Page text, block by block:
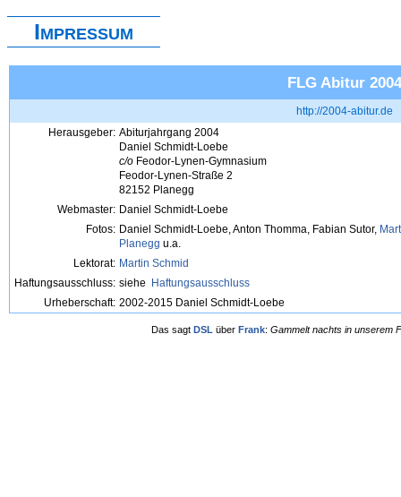
Impressum
FLG Abitur 2004
http://2004-abitur.de
Herausgeber: Abiturjahrgang 2004
Daniel Schmidt-Loebe
c/o Feodor-Lynen-Gymnasium
Feodor-Lynen-Straße 2
82152 Planegg
Webmaster: Daniel Schmidt-Loebe
Fotos: Daniel Schmidt-Loebe, Anton Thomma, Fabian Sutor,
Planegg u.a.
Lektorat: Martin Schmid
Haftungsausschluss: siehe
Haftungsausschluss
Urheberschaft: 2002-2015 Daniel Schmidt-Loebe
Das sagt DSL über Frank: Gammelt nachts in unserem